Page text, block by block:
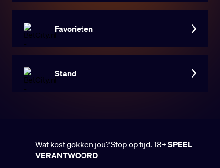
Favorieten
Stand
Wat kost gokken jou? Stop op tijd. 18+ SPEEL
VERANTWOORD